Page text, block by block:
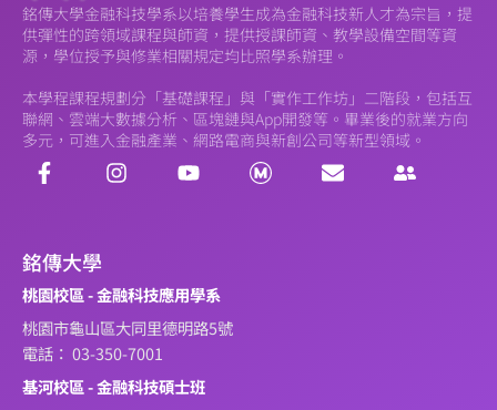
銘傳大學金融科技學系以培養學生成為金融科技新人才為宗旨，提
供彈性的跨領域課程與師資，提供授課師資、教學設備空間等資
源，學位授予與修業相關規定均比照學系辦理。
本學程課程規劃分「基礎課程」與「實作工作坊」二階段，包括互
聯網、雲端大數據分析、區塊鏈與App開發等。畢業後的就業方向
多元，可進入金融產業、網路電商與新創公司等新型領域。
銘傳大學
桃園校區 - 金融科技應用學系
桃園市龜山區大同里德明路5號
電話： 03-350-7001
基河校區 - 金融科技碩士班